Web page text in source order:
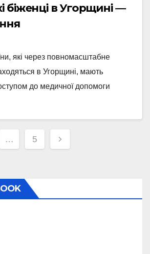
біженці в Угорщині —
які через повномасштабне
в Угорщині, мають
до медичної допомоги
… 5